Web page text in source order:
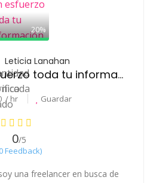
20%
Leticia Lanahan
Gestiona sin esfuerzo toda tu información
/ hr Guardar
0/5
Feedback)
una freelancer en busca de